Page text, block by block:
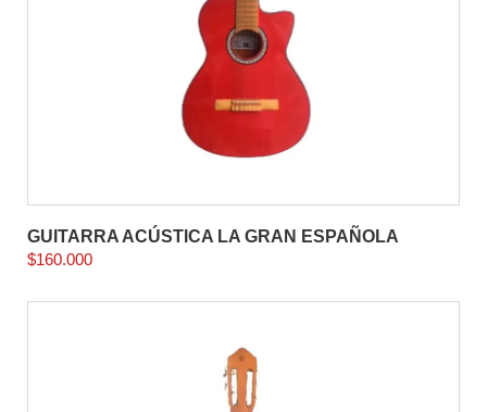
GUITARRA ACÚSTICA LA GRAN ESPAÑOLA
$160.000